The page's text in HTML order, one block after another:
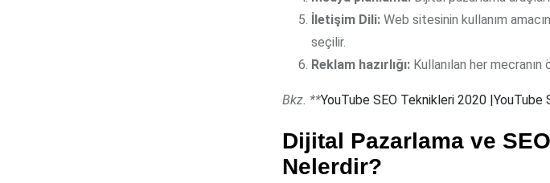
İletişim Dili: Web sitesinin kullanım
seçilir.
Reklam hazırlığı: Kullanılan her mecranın
Bkz. **YouTube SEO Teknikleri 2020 |YouTube
Dijital Pazarlama ve
Nelerdir?